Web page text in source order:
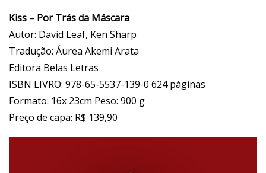
Kiss – Por Trás da Máscara
Autor: David Leaf, Ken Sharp
Tradução: Áurea Akemi Arata
Editora Belas Letras
ISBN LIVRO: 978-65-5537-139-0 624 páginas
Formato: 16x 23cm Peso: 900 g
Preço de capa: R$ 139,90